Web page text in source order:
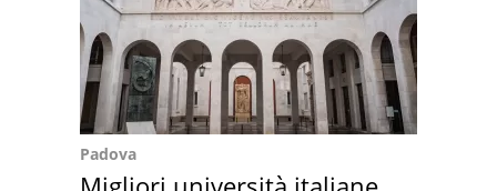
Padova